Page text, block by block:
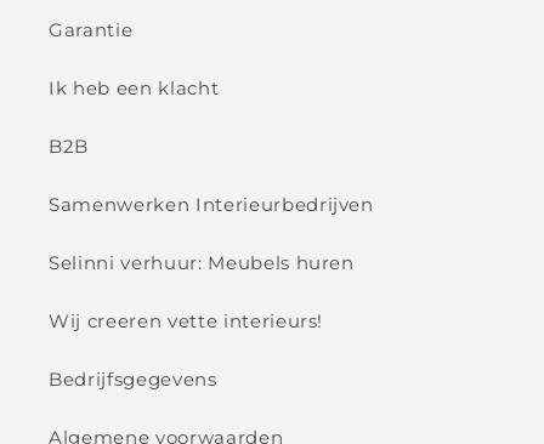
Garantie
Ik heb een klacht
B2B
Samenwerken Interieurbedrijven
Selinni verhuur: Meubels huren
Wij creeren vette interieurs!
Bedrijfsgegevens
Algemene voorwaarden